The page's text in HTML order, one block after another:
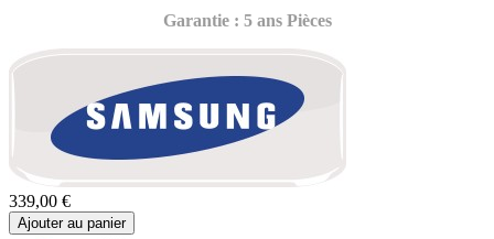
Garantie : 5 ans Pièces
339,00 €
Ajouter au panier